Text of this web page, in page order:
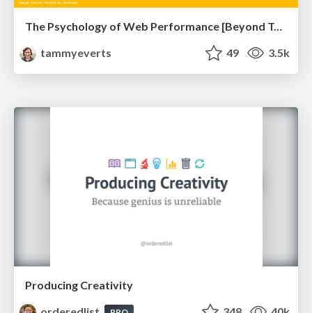
The Psychology of Web Performance [Beyond Tellerrand 2023]
tammyeverts
49 3.5k
Producing Creativity